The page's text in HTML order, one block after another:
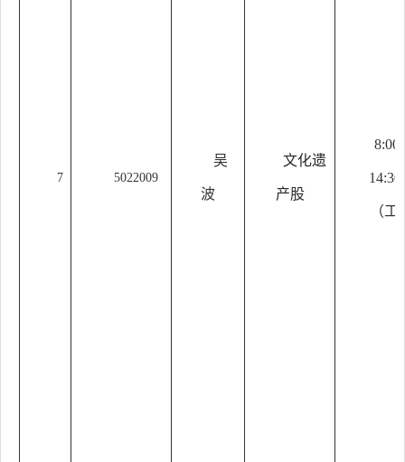
7 5022009
吴
波
文化遗
产股
（